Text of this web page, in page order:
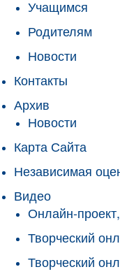
Учащимся
Родителям
Новости
Контакты
Архив
Новости
Карта Сайта
Независимая
Видео
Онлайн-
Творческий
Творческий